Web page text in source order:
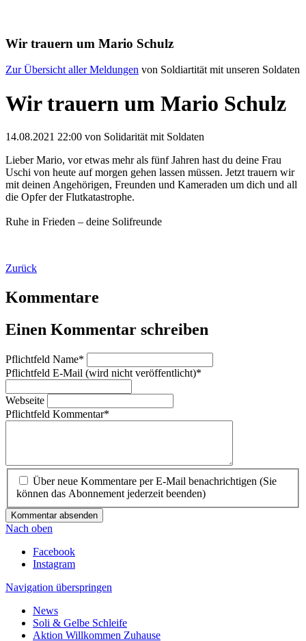
Wir trauern um Mario Schulz
Zur Übersicht aller Meldungen von Soldiartität mit unseren Soldaten
Wir trauern um Mario Schulz
14.08.2021 22:00 von Solidarität mit Soldaten
Lieber Mario, vor etwas mehr als fünf Jahren hast du deine Frau
Uschi von heute auf morgen gehen lassen müssen. Jetzt trauern wir
mit deinen Angehörigen, Freunden und Kameraden um dich und all
die Opfer der Flutkatastrophe.
Ruhe in Frieden – deine Solifreunde
Zurück
Kommentare
Einen Kommentar schreiben
Pflichtfeld Name*
Pflichtfeld E-Mail (wird nicht veröffentlicht)*
Webseite
Pflichtfeld Kommentar*
Über neue Kommentare per E-Mail benachrichtigen (Sie
können das Abonnement jederzeit beenden)
Kommentar absenden
Nach oben
Facebook
Instagram
Navigation überspringen
News
Soli & Gelbe Schleife
Aktion Willkommen Zuhause